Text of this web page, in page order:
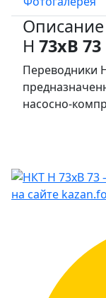
Н 73хВ 73
Переводники
насосно-